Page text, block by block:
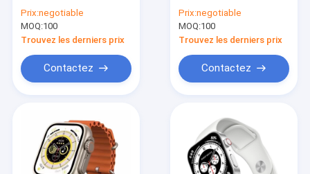
Prix:negotiable
MOQ:100
Trouvez les derniers prix
Contactez
le podomètre
Prix:negotiable
MOQ:100
Trouvez les derniers prix
Contactez